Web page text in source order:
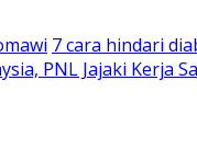
7 cara hindari
PNL Jajaki Kerja